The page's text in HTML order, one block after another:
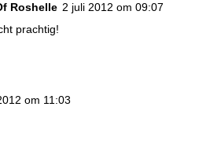
Roshelle 2 juli 2012 om 09:07
prachtig!
om 11:03